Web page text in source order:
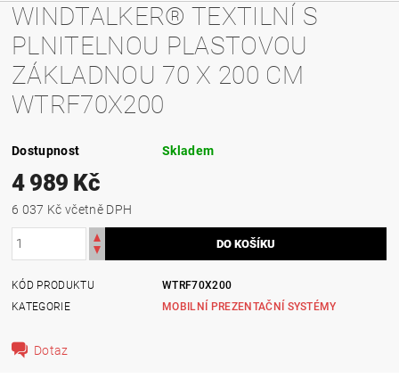
WINDTALKER® TEXTILNÍ S
PLNITELNOU PLASTOVOU
ZÁKLADNOU 70 X 200 CM
WTRF70X200
Dostupnost Skladem
4 989 Kč
6 037 Kč včetně DPH
KÓD PRODUKTU
WTRF70X200
KATEGORIE
MOBILNÍ PREZENTAČNÍ SYSTÉMY
Dotaz